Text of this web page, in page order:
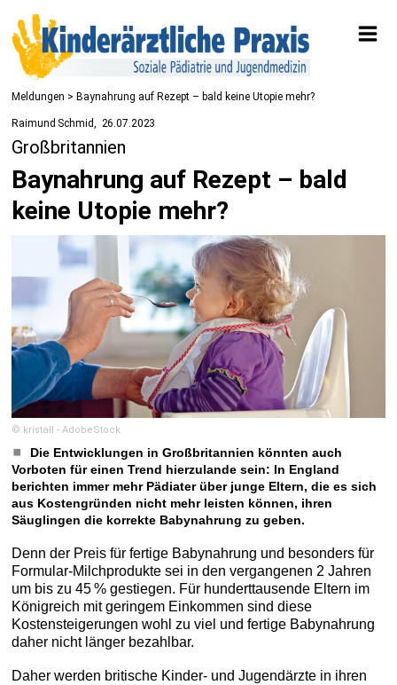
Meldungen > Baynahrung auf Rezept – bald keine Utopie mehr?
Raimund Schmid 26.07.2023
Großbritannien
Baynahrung auf Rezept – bald
keine Utopie mehr?
© kristall - AdobeStock
Die Entwicklungen in Großbritannien könnten auch
Vorboten für einen Trend hierzulande sein: In England
berichten immer mehr Pädiater über junge Eltern, die es sich
aus Kostengründen nicht mehr leisten können, ihren
Säuglingen die korrekte Babynahrung zu geben.
Denn der Preis für fertige Babynahrung und besonders für
Formular-Milchprodukte sei in den vergangenen 2 Jahren
um bis zu 45 % gestiegen. Für hunderttausende Eltern im
Königreich mit geringem Einkommen sind diese
Kostensteigerungen wohl zu viel und fertige Babynahrung
daher nicht länger bezahlbar.
Daher werden britische Kinder- und Jugendärzte in ihren